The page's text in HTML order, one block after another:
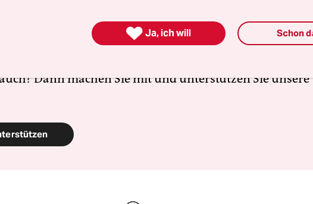
Orte und baut einen solidarischen Fonds für deren
Erhalt auf. Eine offene Gesellschaft braucht guten, frei
Dann machen Sie mit und unterstützen Sie unsere
 Ja, ich will Schon